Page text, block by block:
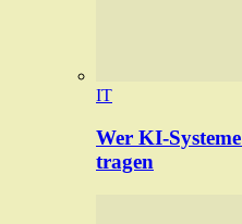
IT
Wer KI-
tragen